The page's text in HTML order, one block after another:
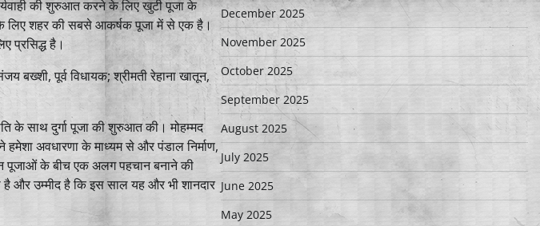
की शुरुआत करने के लिए खुटी पूजा के
लिए शहर की सबसे आकर्षक पूजा में से एक है।
प्रसिद्ध है।
बख्शी, पूर्व विधायक; श्रीमती रेहाना खातून,
के साथ दुर्गा पूजा की शुरुआत की। मोहम्मद
हमेशा अवधारणा के माध्यम से और पंडाल निर्माण,
पूजाओं के बीच एक अलग पहचान बनाने की
है और उम्मीद है कि इस साल यह और भी शानदार
December 2025
November 2025
October 2025
September 2025
August 2025
July 2025
June 2025
May 2025